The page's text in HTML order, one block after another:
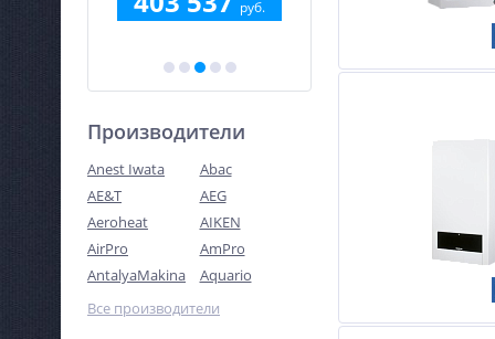
руб.
Производители
Anest Iwata
Abac
AE&T
AEG
Aeroheat
AIKEN
AirPro
AmPro
AntalyaMakina
Aquario
Все производители